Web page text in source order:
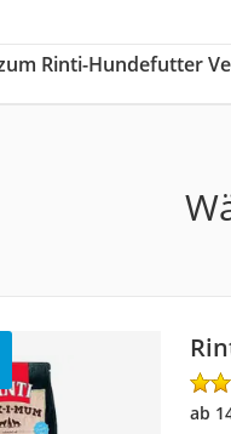
Rinti-Hundefutter
ab